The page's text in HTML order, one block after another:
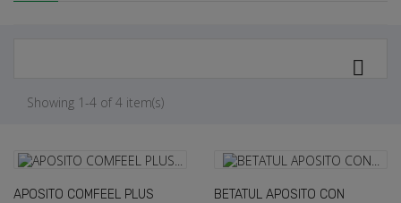

Showing 1-4 of 4 item(s)
APOSITO COMFEEL PLUS
BETATUL APOSITO CON